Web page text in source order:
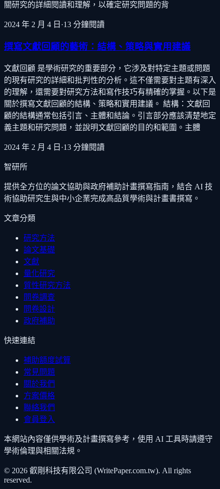
關研究的詳細閱讀和理解，以確定研究問題的背
2024 年 2 月 4 日 ·13 分鐘閱讀
撰寫文獻回顧的藝術：結構、策略與實用建議
文獻回顧 是學術研究的重要部分，它涉及對特定主題或問題
的現有研究的詳細和批判性的分析。這不僅需要對主題有深入
的理解，還需要對研究方法和寫作技巧有精確的掌握。以下是
關於撰寫文獻回顧的結構、策略和實用建議。 結構：文獻回
顧的結構通常包括引言、主體和結論。引言部分應該清楚地定
義主題和研究問題，並說明文獻回顧的目的和範圍。主體
2024 年 2 月 4 日 ·13 分鐘閱讀
智研所
提供全方位的論文協助與政府補助計畫撰寫指南，結合 AI 技
術協助研究生與中小企業完成高品質學術與計畫書撰寫。
文章分類
研究方法
論文基礎
文獻
量化研究
質性研究方法
問卷調查
問卷設計
政府補助
快速連結
補助額度試算
常見問題
關於我們
方案價格
聯絡我們
會員登入
本網站內容僅供學術及計畫撰寫參考，使用 AI 工具時請遵守
學術倫理與相關法規。
© 2026 叡剛科技有限公司 (WritePaper.com.tw). All rights
reserved.